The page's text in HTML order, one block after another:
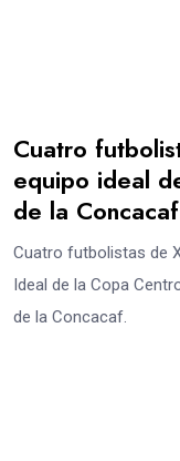
Cuatro
equipo ideal
de la Concacaf
Cuatro futbolistas de
Ideal de la Copa
de la Concacaf.